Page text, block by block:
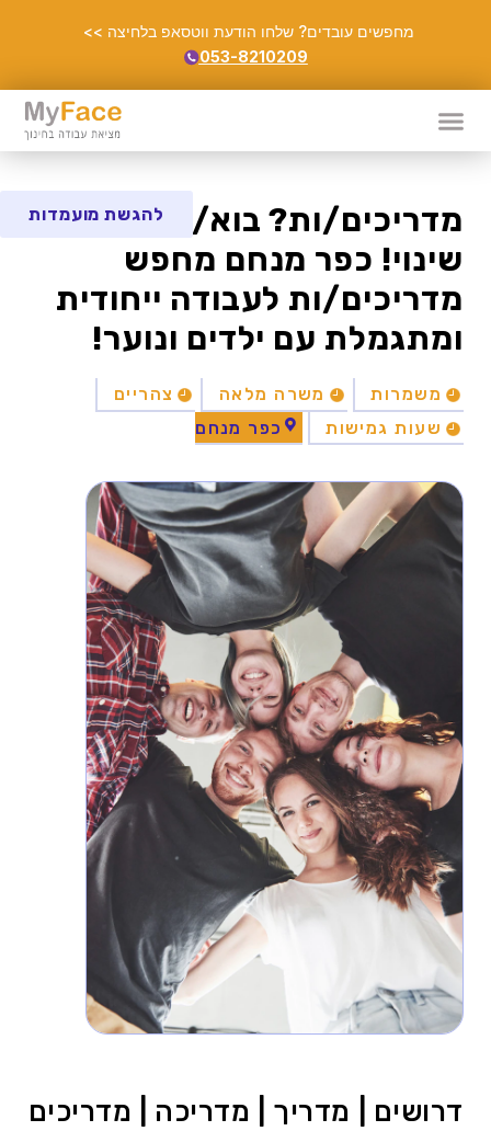
מחפשים עובדים? שלחו הודעת ווטסאפ בלחיצה >>
053-8210209
מדריכים/ות? בוא/י לעשות
שינוי! כפר מנחם מחפש
מדריכים/ות לעבודה ייחודית
ומתגמלת עם ילדים ונוער!
משמרות משרה מלאה
צהריים
שעות גמישות
כפר מנחם
להגשת מועמדות
דרושים | מדריך | מדריכה | מדריכים